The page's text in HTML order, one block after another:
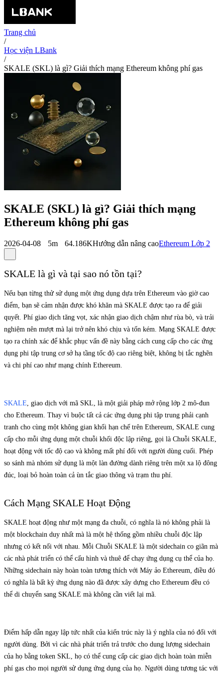
Trang chủ
/
Học viện LBank
/
SKALE (SKL) là gì? Giải thích mạng Ethereum không phí gas
SKALE (SKL) là gì? Giải thích mạng
Ethereum không phí gas
2026-04-08 5m 64.186KHướng dẫn nâng caoEthereum Lớp 2
SKALE là gì và tại sao nó tồn tại?
Nếu bạn từng thử sử dụng một ứng dụng dựa trên Ethereum vào giờ cao
điểm, bạn sẽ cảm nhận được khó khăn mà SKALE được tạo ra để giải
quyết. Phí giao dịch tăng vọt, xác nhận giao dịch chậm như rùa bò, và trải
nghiệm nên mượt mà lại trở nên khó chịu và tốn kém. Mạng SKALE được
tạo ra chính xác để khắc phục vấn đề này bằng cách cung cấp cho các ứng
dụng phi tập trung cơ sở hạ tầng tốc độ cao riêng biệt, không bị tắc nghẽn
và chi phí cao như mạng chính Ethereum.
SKALE, giao dịch với mã SKL, là một giải pháp mở rộng lớp 2 mô-đun
cho Ethereum. Thay vì buộc tất cả các ứng dụng phi tập trung phải cạnh
tranh cho cùng một không gian khối hạn chế trên Ethereum, SKALE cung
cấp cho mỗi ứng dụng một chuỗi khối độc lập riêng, gọi là Chuỗi SKALE,
hoạt động với tốc độ cao và không mất phí đối với người dùng cuối. Phép
so sánh mà nhóm sử dụng là một làn đường dành riêng trên một xa lộ đông
đúc, loại bỏ hoàn toàn cả ùn tắc giao thông và trạm thu phí.
Cách Mạng SKALE Hoạt Động
SKALE hoạt động như một mạng đa chuỗi, có nghĩa là nó không phải là
một blockchain duy nhất mà là một hệ thống gồm nhiều chuỗi độc lập
nhưng có kết nối với nhau. Mỗi Chuỗi SKALE là một sidechain co giãn mà
các nhà phát triển có thể cấu hình và thuê để chạy ứng dụng cụ thể của họ.
Những sidechain này hoàn toàn tương thích với Máy ảo Ethereum, điều đó
có nghĩa là bất kỳ ứng dụng nào đã được xây dựng cho Ethereum đều có
thể di chuyển sang SKALE mà không cần viết lại mã.
Điểm hấp dẫn ngay lập tức nhất của kiến trúc này là ý nghĩa của nó đối với
người dùng. Bởi vì các nhà phát triển trả trước cho dung lượng sidechain
của họ bằng token SKL, họ có thể cung cấp các giao dịch hoàn toàn miễn
phí gas cho mọi người sử dụng ứng dụng của họ. Người dùng tương tác với